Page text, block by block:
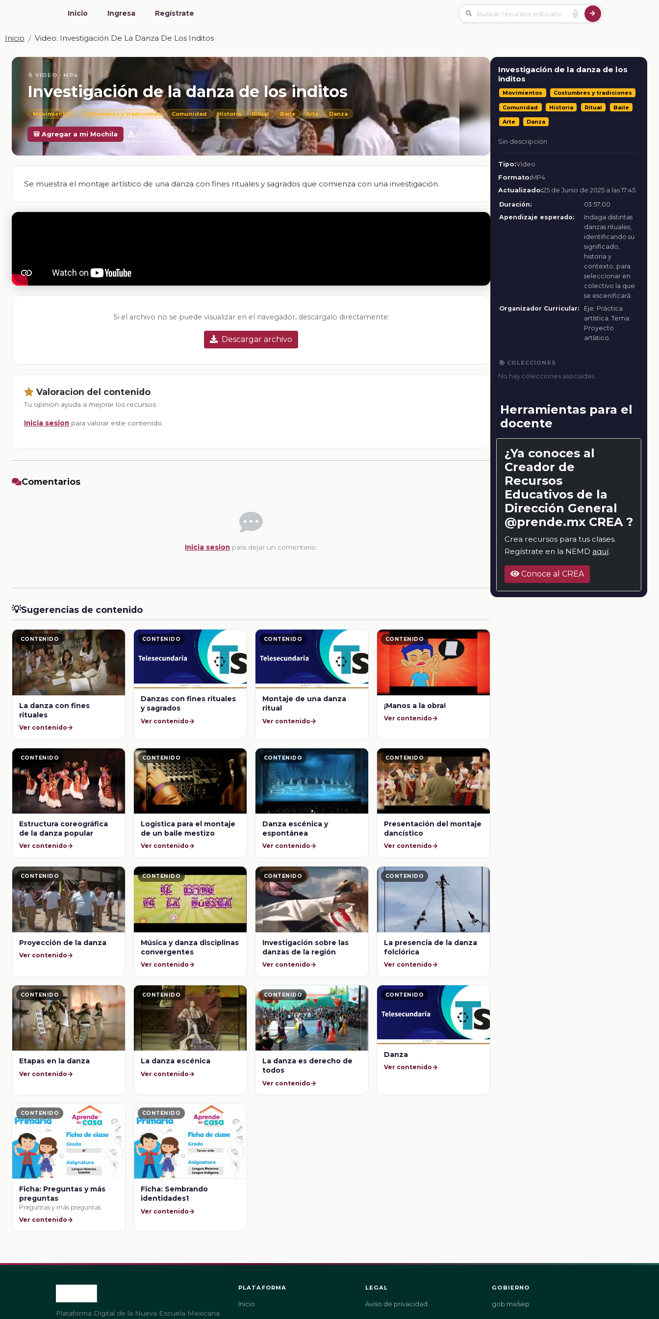
Inicio Ingresa Regístrate
Inicio Video: Investigación De La Danza De Los Inditos
📎 VIDEO · MP4
Investigación de la danza de los inditos
Movimientos Costumbres y tradiciones Comunidad Historia Ritual Baile Arte Danza
🎒 Agregar a mi Mochila Descargar
Se muestra el montaje artístico de una danza con fines rituales y sagrados que comienza con una investigación.
Si el archivo no se puede visualizar en el navegador, descárgalo directamente:
Descargar archivo
Valoracion del contenido
Tu opinion ayuda a mejorar los recursos
Inicia sesion para valorar este contenido.
Comentarios
Inicia sesion para dejar un comentario.
💡Sugerencias de contenido
CONTENIDO
La danza con fines
rituales
Ver contenido
CONTENIDO
Danzas con fines rituales
y sagrados
Ver contenido
CONTENIDO
Montaje de una danza
ritual
Ver contenido
CONTENIDO
¡Manos a la obra!
Ver contenido
CONTENIDO
Estructura coreográfica
de la danza popular
Ver contenido
CONTENIDO
Logística para el montaje
de un baile mestizo
Ver contenido
CONTENIDO
Danza escénica y
espontánea
Ver contenido
CONTENIDO
Presentación del montaje
dancístico
Ver contenido
CONTENIDO
Proyección de la danza
Ver contenido
CONTENIDO
Música y danza disciplinas
convergentes
Ver contenido
CONTENIDO
Investigación sobre las
danzas de la región
Ver contenido
CONTENIDO
La presencia de la danza
folclórica
Ver contenido
CONTENIDO
Etapas en la danza
Ver contenido
CONTENIDO
La danza escénica
Ver contenido
CONTENIDO
La danza es derecho de
todos
Ver contenido
CONTENIDO
Danza
Ver contenido
CONTENIDO
Ficha: Preguntas y más
preguntas
Preguntas y más preguntas
Ver contenido
CONTENIDO
Ficha: Sembrando
identidades1
Ver contenido
Investigación de la danza de los
inditos
Movimientos Costumbres y tradiciones
Comunidad Historia Ritual Baile
Arte Danza
Sin descripción
Tipo:Video
Formato:MP4
Actualizado:25 de Junio de 2025 a las 17:45
Duración:
03:57:00
Apendizaje esperado:
Indaga distintas
danzas rituales,
identificando su
significado,
historia y
contexto, para
seleccionar en
colectivo la que
se escenificará.
Organizador Curricular:
Eje: Práctica
artística. Tema:
Proyecto
artístico.
📚 COLECCIONES
No hay colecciones asociadas.
Herramientas para el
docente
¿Ya conoces al
Creador de
Recursos
Educativos de la
Dirección General
@prende.mx CREA ?
Crea recursos para tus clases.
Regístrate en la NEMD aquí.
Conoce al CREA
Plataforma Digital de la Nueva Escuela Mexicana.
PLATAFORMA
Inicio
LEGAL
Aviso de privacidad
GOBIERNO
gob.mx/sep